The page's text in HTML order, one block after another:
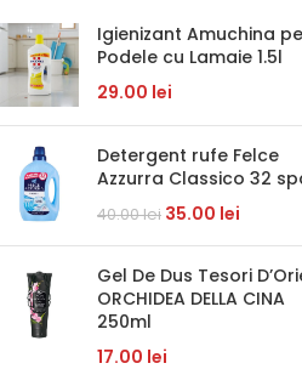
Igienizant Amuchina
Podele cu Lamaie 1.5l
29.00 lei
Detergent rufe Felce
Azzurra Classico 32
40.00lei 35.00 lei
Gel De Dus Tesori
ORCHIDEA DELLA CINA
250ml
17.00 lei